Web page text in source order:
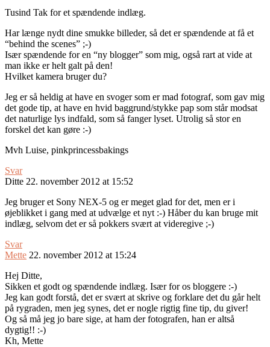
Tusind Tak for et spændende indlæg.
Har længe nydt dine smukke billeder, så det er spændende at få et
“behind the scenes” ;-)
Især spændende for en “ny blogger” som mig, også rart at vide at
man ikke er helt galt på den!
Hvilket kamera bruger du?
Jeg er så heldig at have en svoger som er mad fotograf, som gav mig
det gode tip, at have en hvid baggrund/stykke pap som står modsat
det naturlige lys indfald, som så fanger lyset. Utrolig så stor en
forskel det kan gøre :-)
Mvh Luise, pinkprincessbakings
Svar
Ditte 22. november 2012 at 15:52
Jeg bruger et Sony NEX-5 og er meget glad for det, men er i
øjeblikket i gang med at udvælge et nyt :-) Håber du kan bruge mit
indlæg, selvom det er så pokkers svært at videregive ;-)
Svar
Mette 22. november 2012 at 15:24
Hej Ditte,
Sikken et godt og spændende indlæg. Især for os bloggere :-)
Jeg kan godt forstå, det er svært at skrive og forklare det du går helt
på rygraden, men jeg synes, det er nogle rigtig fine tip, du giver!
Og så må jeg jo bare sige, at ham der fotografen, han er altså
dygtig!! :-)
Kh, Mette